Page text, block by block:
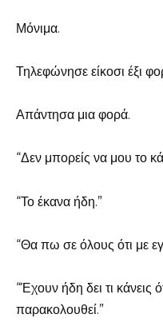
Μόνιμα.
Τηλεφώνησε είκοσι έξι
Απάντησα μια φορά.
“Δεν μπορείς να μου το
“Το έκανα ήδη.”
“Θα πω σε όλους ότι με
“Έχουν ήδη δει τι κάνεις
παρακολουθεί.”